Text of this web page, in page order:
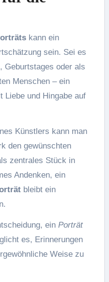
kann ein
sein. Sei es
Geburtstages oder als
Menschen – ein
Liebe und Hingabe auf
Künstlers kann man
den gewünschten
zentrales Stück in
Andenken, ein
bleibt ein
ein Porträt
es, Erinnerungen
Weise zu